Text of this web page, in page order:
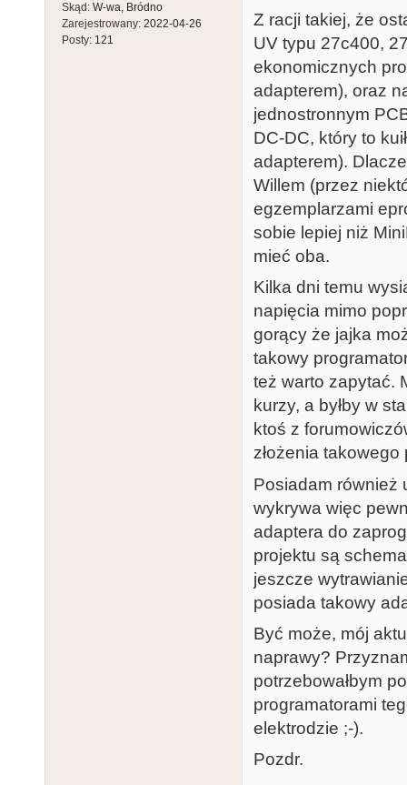
Skąd: W-wa, Bródno
Zarejestrowany: 2022-04-26
Posty: 121
Z racji takiej, że
UV typu 27c400,
ekonomicznych
adapterem), oraz
jednostronnym
DC-DC, który to
adapterem).
Willem (przez
egzemplarzami
sobie lepiej niż
mieć oba.
Kilka dni temu
napięcia mimo
gorący że jajka
takowy
też warto zapytać.
kurzy, a byłby w
ktoś z
złożenia takowego
Posiadam również
wykrywa więc
adaptera do
projektu są
jeszcze
posiada takowy
Być może, mój
naprawy?
potrzebowałbym
programatorami
elektrodzie ;-).
Pozdr.